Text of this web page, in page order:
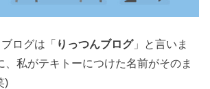
ログは「 りっつんブログ」と言いま
、私がテキトーにつけた名前がそのま
)